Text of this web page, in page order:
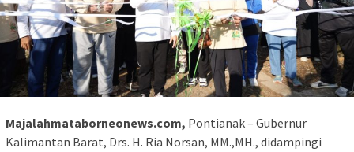
Majalahmataborneonews.com, Pontianak – Gubernur
Kalimantan Barat, Drs. H. Ria Norsan, MM.,MH., didampingi